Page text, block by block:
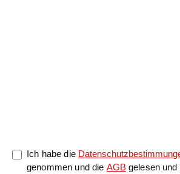
Ich habe die
genommen und die AGBgelesen und